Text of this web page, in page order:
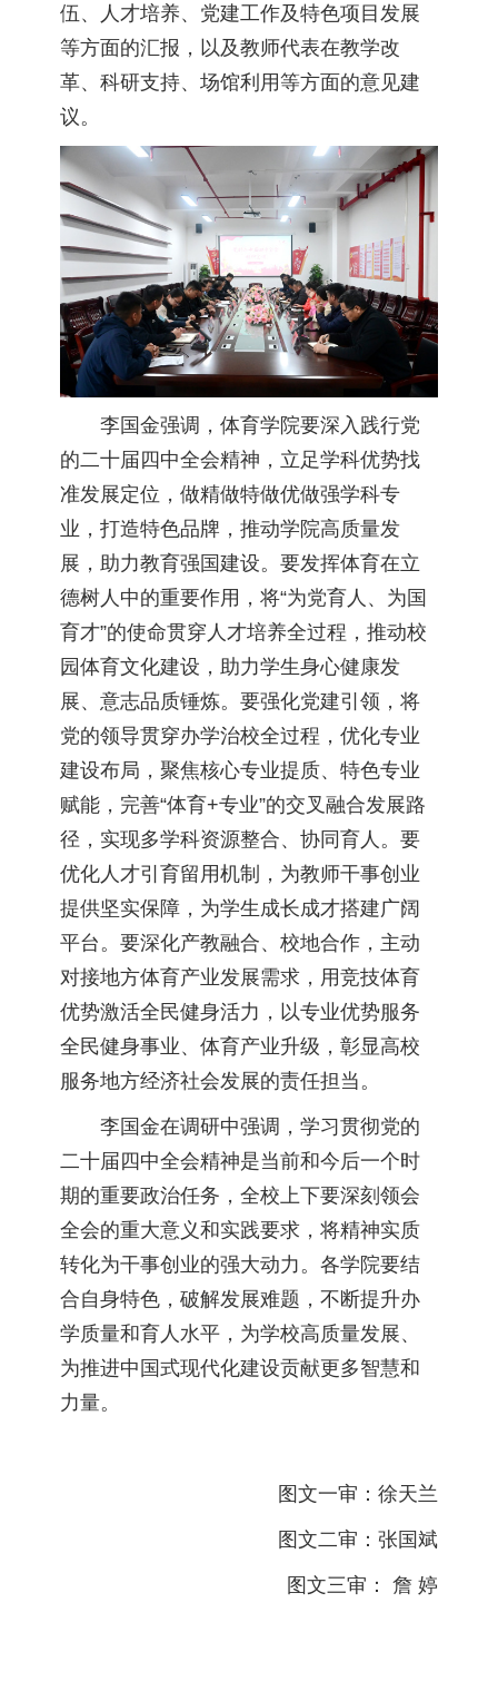
伍、人才培养、党建工作及特色项目发展
等方面的汇报，以及教师代表在教学改
革、科研支持、场馆利用等方面的意见建
议。
李国金强调，体育学院要深入践行党
的二十届四中全会精神，立足学科优势找
准发展定位，做精做特做优做强学科专
业，打造特色品牌，推动学院高质量发
展，助力教育强国建设。要发挥体育在立
德树人中的重要作用，将“为党育人、为国
育才”的使命贯穿人才培养全过程，推动校
园体育文化建设，助力学生身心健康发
展、意志品质锤炼。要强化党建引领，将
党的领导贯穿办学治校全过程，优化专业
建设布局，聚焦核心专业提质、特色专业
赋能，完善“体育+专业”的交叉融合发展路
径，实现多学科资源整合、协同育人。要
优化人才引育留用机制，为教师干事创业
提供坚实保障，为学生成长成才搭建广阔
平台。要深化产教融合、校地合作，主动
对接地方体育产业发展需求，用竞技体育
优势激活全民健身活力，以专业优势服务
全民健身事业、体育产业升级，彰显高校
服务地方经济社会发展的责任担当。
李国金在调研中强调，学习贯彻党的
二十届四中全会精神是当前和今后一个时
期的重要政治任务，全校上下要深刻领会
全会的重大意义和实践要求，将精神实质
转化为干事创业的强大动力。各学院要结
合自身特色，破解发展难题，不断提升办
学质量和育人水平，为学校高质量发展、
为推进中国式现代化建设贡献更多智慧和
力量。
图文一审：徐天兰
图文二审：张国斌
图文三审： 詹 婷